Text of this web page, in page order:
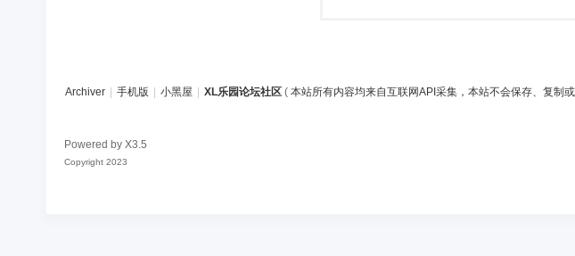
Archiver 手机版 小黑屋 XL乐园论坛社区 ( 本站所有内容均来自互联网API采集，本站不会保存、复制
Powered by X3.5
Copyright 2023